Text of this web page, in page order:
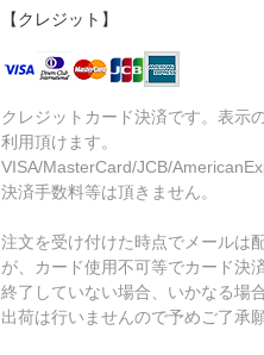
【クレジット】
クレジットカード決済です。表示
利用頂けます。
VISA/MasterCard/JCB/
決済手数料等は頂きません。
注文を受け付けた時点でメールは
が、カード使用不可等でカード決
終了していない場合、いかなる場
出荷は行いませんので予めご了承